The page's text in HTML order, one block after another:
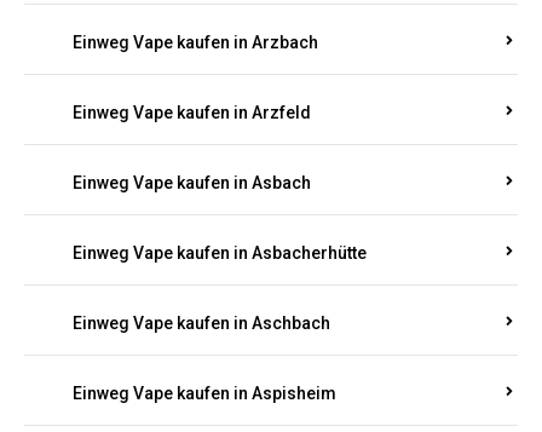
Einweg Vape kaufen in Arzbach
Einweg Vape kaufen in Arzfeld
Einweg Vape kaufen in Asbach
Einweg Vape kaufen in Asbacherhütte
Einweg Vape kaufen in Aschbach
Einweg Vape kaufen in Aspisheim